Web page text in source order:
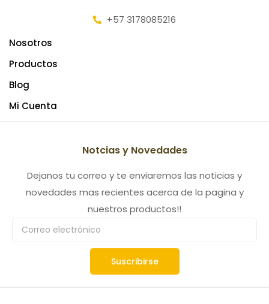
+57 3178085216
Nosotros
Productos
Blog
Mi Cuenta
Notcias y Novedades
Dejanos tu correo y te enviaremos las noticias y
novedades mas recientes acerca de la pagina y
nuestros productos!!
Suscribirse